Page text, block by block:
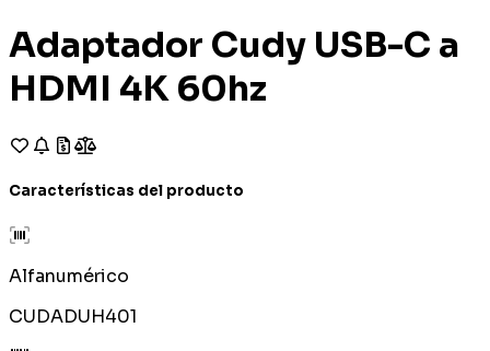
Adaptador Cudy USB-C a
HDMI 4K 60hz
Características del producto
Alfanumérico
CUDADUH401